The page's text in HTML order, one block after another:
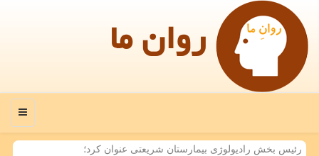
روان ما
منو
رئیس بخش رادیولوژی بیمارستان شریعتی عنوان كرد؛